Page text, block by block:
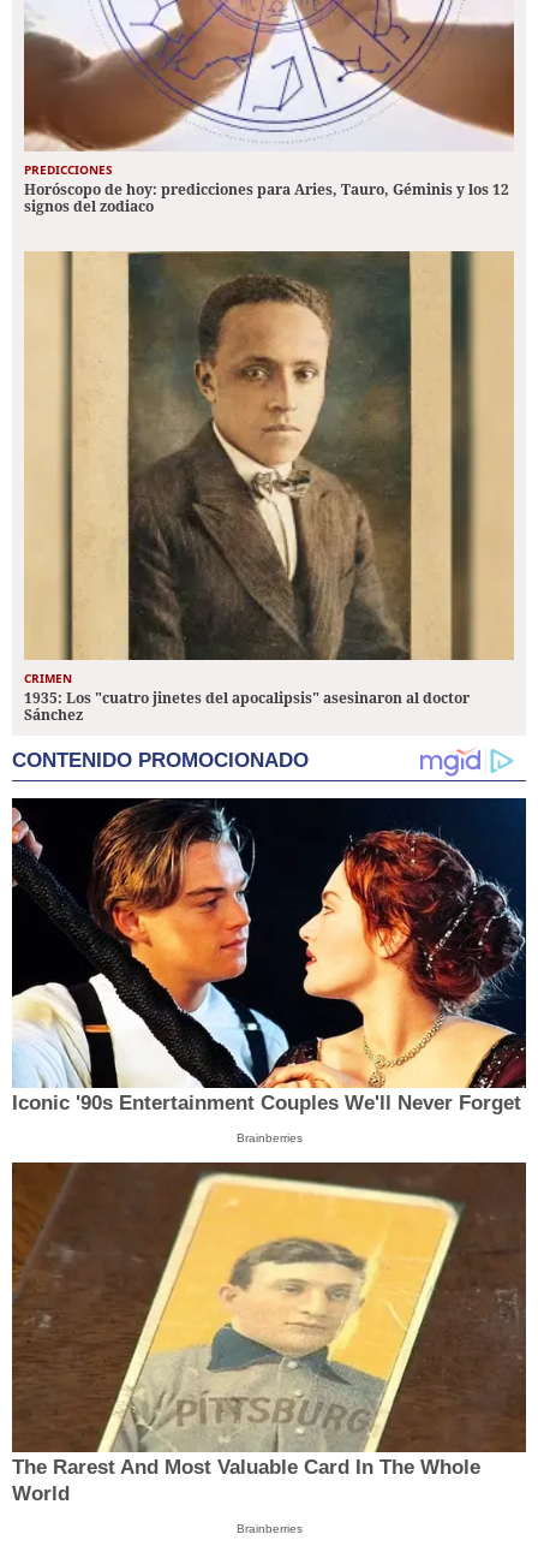
PREDICCIONES
Horóscopo de hoy: predicciones para Aries, Tauro, Géminis y los 12
signos del zodiaco
CRIMEN
1935: Los "cuatro jinetes del apocalipsis" asesinaron al doctor
Sánchez
CONTENIDO PROMOCIONADO
Iconic '90s Entertainment Couples We'll Never Forget
Brainberries
The Rarest And Most Valuable Card In The Whole
World
Brainberries